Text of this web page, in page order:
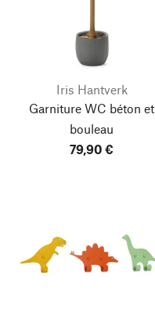
Iris Hantverk
Garniture WC béton et
bouleau
79,90 €